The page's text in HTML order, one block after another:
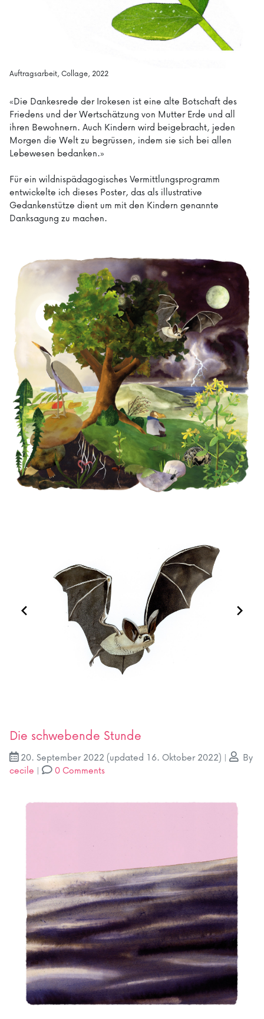
Auftragsarbeit, Collage, 2022
«Die Dankesrede der Irokesen ist eine alte Botschaft des
Friedens und der Wertschätzung von Mutter Erde und all
ihren Bewohnern. Auch Kindern wird beigebracht, jeden
Morgen die Welt zu begrüssen, indem sie sich bei allen
Lebewesen bedanken.»
Für ein wildnispädagogisches Vermittlungsprogramm
entwickelte ich dieses Poster, das als illustrative
Gedankenstütze dient um mit den Kindern genannte
Danksagung zu machen.
Die schwebende Stunde
20. September 2022 (updated 16. Oktober 2022) |
By
cecile | 0 Comments